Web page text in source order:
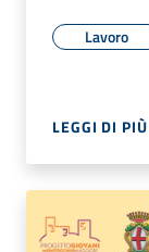
Lavoro
LEGGI DI PIÙ